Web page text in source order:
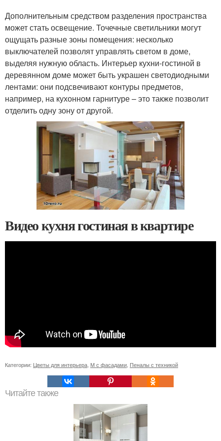
Дополнительным средством разделения пространства
может стать освещение. Точечные светильники могут
ощущать разные зоны помещения: несколько
выключателей позволят управлять светом в доме,
выделяя нужную область. Интерьер кухни-гостиной в
деревянном доме может быть украшен светодиодными
лентами: они подсвечивают контуры предметов,
например, на кухонном гарнитуре – это также позволит
отделить одну зону от другой.
Видео кухня гостиная в квартире
Категории: Цветы для интерьера М с фасадами Пеналы с техникой
Читайте также